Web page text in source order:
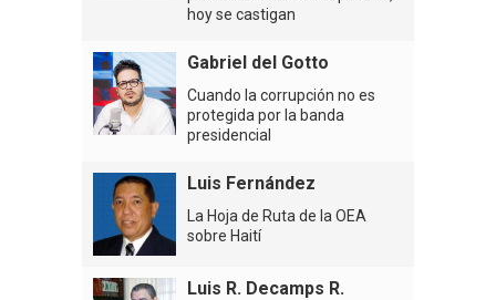
hoy se castigan
Gabriel del Gotto
Cuando la corrupción no es
protegida por la banda
presidencial
Luis Fernández
La Hoja de Ruta de la OEA
sobre Haití
Luis R. Decamps R.